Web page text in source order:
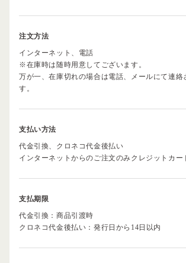
注文方法
インターネット、電話
※在庫時は随時用意してございます。
万が一、在庫切れの場合は電話、メールにて連絡
す。
支払い方法
代金引換、クロネコ代金後払い
インターネットからのご注文のみクレジットカー
支払期限
代金引換：商品引渡時
クロネコ代金後払い：発行日から14日以内